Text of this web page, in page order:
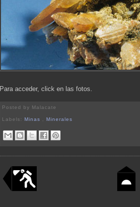
Para acceder, click en las fotos.
Posted by Malacate
Labels:Minas ,Minerales